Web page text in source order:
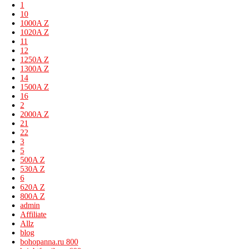
1
10
1000A Z
1020A Z
11
12
1250A Z
1300A Z
14
1500A Z
16
2
2000A Z
21
22
3
5
500A Z
530A Z
6
620A Z
800A Z
admin
Affiliate
Allz
blog
bohopanna.ru 800